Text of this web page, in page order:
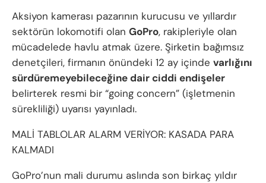
Aksiyon kamerası pazarının kurucusu ve yıllardır
sektörün lokomotifi olan GoPro, rakipleriyle olan
mücadelede havlu atmak üzere. Şirketin bağımsız
denetçileri, firmanın önündeki 12 ay içinde varlığını
sürdüremeyebileceğine dair ciddi endişeler
belirterek resmi bir “going concern” (işletmenin
sürekliliği) uyarısı yayınladı.
MALİ TABLOLAR ALARM VERİYOR: KASADA PARA
KALMADI
GoPro’nun mali durumu aslında son birkaç yıldır